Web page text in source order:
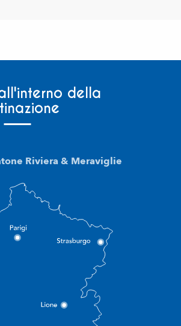
della
Riviera & Meraviglie